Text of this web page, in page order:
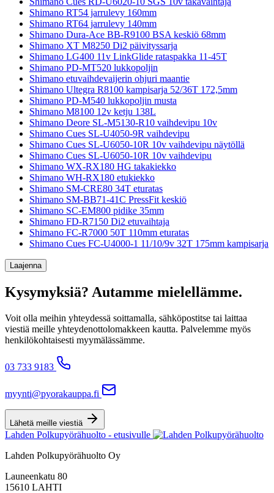
Shimano RT54 jarrulevy 160mm
Shimano RT64 jarrulevy 140mm
Shimano Dura-Ace BB-R9100 BSA keskiö 68mm
Shimano XT M8250 Di2 päivityssarja
Shimano LG400 11v LinkGlide rataspakka 11-45T
Shimano PD-MT520 lukkopoljin
Shimano etuvaihdevaijerin ohjuri maantie
Shimano Ultegra R8100 kampisarja 52/36T 172,5mm
Shimano PD-M540 lukkopoljin musta
Shimano M8100 12v ketju 138L
Shimano Deore SL-M5130-R10 vaihdevipu 10v
Shimano Cues SL-U4050-9R vaihdevipu
Shimano Cues SL-U6050-10R 10v vaihdevipu näytöllä
Shimano Cues SL-U6050-10R 10v vaihdevipu
Shimano WX-RX180 HG takakiekko
Shimano WH-RX180 etukiekko
Shimano SM-CRE80 34T eturatas
Shimano SM-BB71-41C PressFit keskiö
Shimano SC-EM800 pidike 35mm
Shimano FD-R7150 Di2 etuvaihtaja
Shimano FC-R7000 50T 110mm eturatas
Shimano Cues FC-U4000-1 11/10/9v 32T 175mm kampisarja
Laajenna
Kysymyksiä? Autamme mielellämme.
Voit olla meihin yhteydessä soittamalla, sähköpostitse tai laittaa
viestiä meille yhteydenottolomakkeen kautta. Palvelemme myös
henkilökohtaisesti myymälässämme.
03 733 9183
myynti@pyorakauppa.fi
Lähetä meille viestiä
Lahden Polkupyörähuolto - etusivulle
Lahden Polkupyörähuolto Oy
Launeenkatu 80
15610 LAHTI